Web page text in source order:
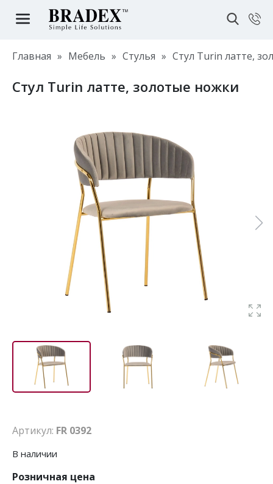
Главная » Мебель » Стулья » Стул Turin латте,
Стул Turin латте, золотые ножки
Артикул: FR 0392
В наличии
Розничная цена